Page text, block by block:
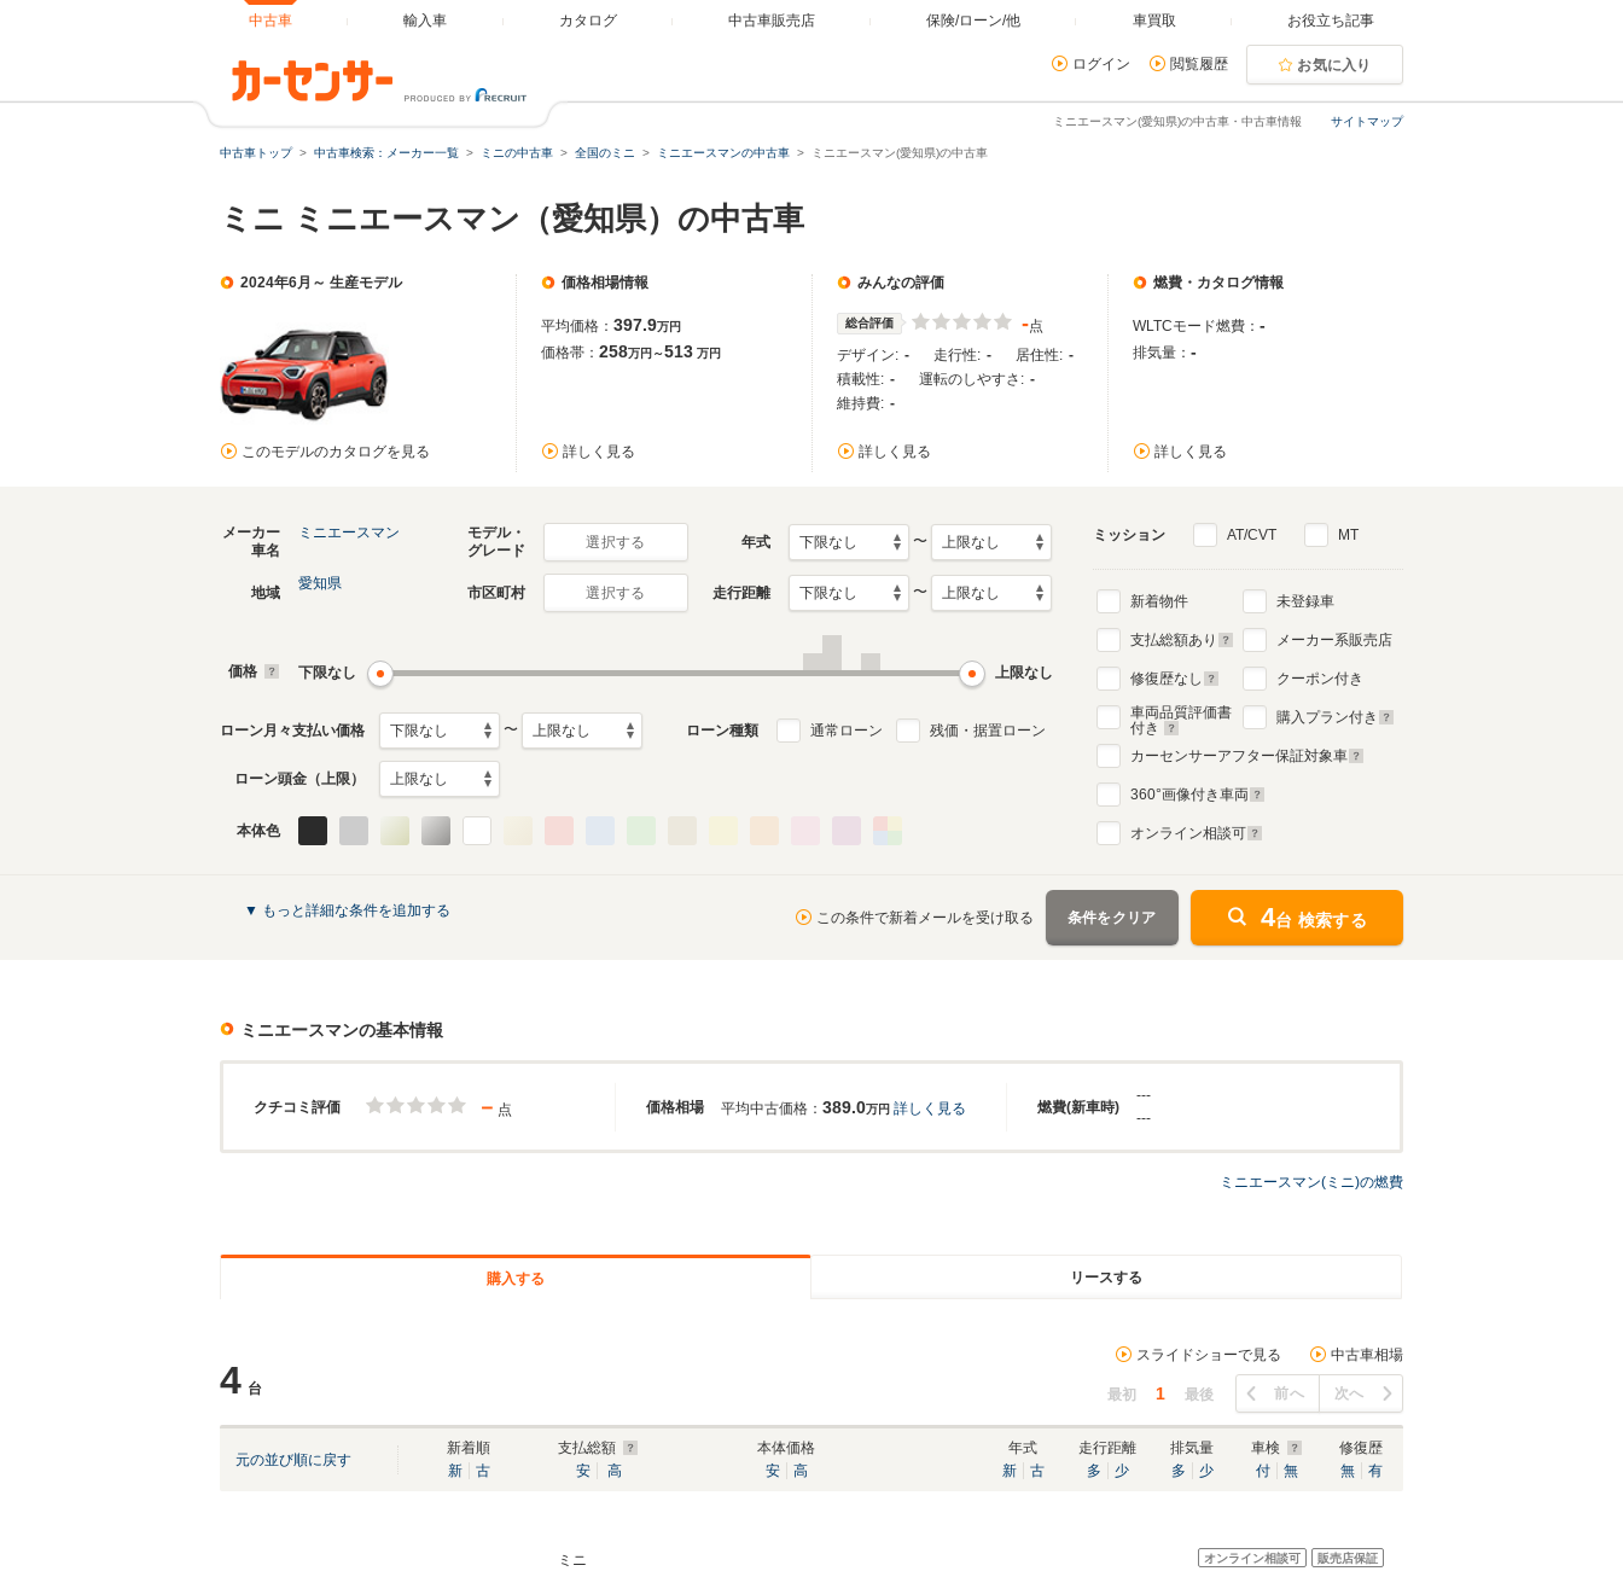
中古車 輸入車 カタログ 中古車販売店 保険/ローン/他 車買取 お役立ち記事
ログイン 閲覧履歴 お気に入り
サイトマップ
ミニエースマン(愛知県)の中古車・中古車情報
中古車トップ 中古車検索：メーカー一覧 ミニの中古車 全国のミニ ミニエースマンの中古車 ミニエースマン(愛知県)の中古車
ミニ ミニエースマン（愛知県）の中古車
2024年6月～ 生産モデル
このモデルのカタログを見る
価格相場情報
平均価格： 397.9万円
価格帯： 258万円～513 万円
詳しく見る
みんなの評価
総合評価 -点
デザイン: - 走行性: - 居住性: -
積載性: - 運転のしやすさ: -
維持費: -
詳しく見る
燃費・カタログ情報
WLTCモード燃費： -
排気量： -
詳しく見る
メーカー
車名
ミニエースマン
モデル・
グレード
選択する 年式 〜
地域
愛知県
市区町村 選択する 走行距離 〜
価格 下限なし 上限なし
ローン月々支払い価格 〜 ローン種類 通常ローン 残価・据置ローン
ローン頭金（上限）
本体色
ミッション AT/CVT MT
新着物件
支払総額あり
修復歴なし
車両品質評価書
付き
未登録車
メーカー系販売店
クーポン付き
購入プラン付き
カーセンサーアフター保証対象車
360°画像付き車両
オンライン相談可
▼ もっと詳細な条件を追加する この条件で新着メールを受け取る 条件をクリア 4台 検索する
ミニエースマンの基本情報
クチコミ評価 価格相場 燃費(新車時)
－ 点 平均中古価格： 389.0万円 詳しく見る
---
---
ミニエースマン(ミニ)の燃費
購入する リースする
4 台
スライドショーで見る 中古車相場
最初 1 最後 前へ 次へ
元の並び順に戻す
新着順
新
古
支払総額
安
高
本体価格
安
高
年式
新
古
走行距離
多
少
排気量
多
少
車検
付
無
修復歴
無
有
オンライン相談可 販売店保証
ミニ